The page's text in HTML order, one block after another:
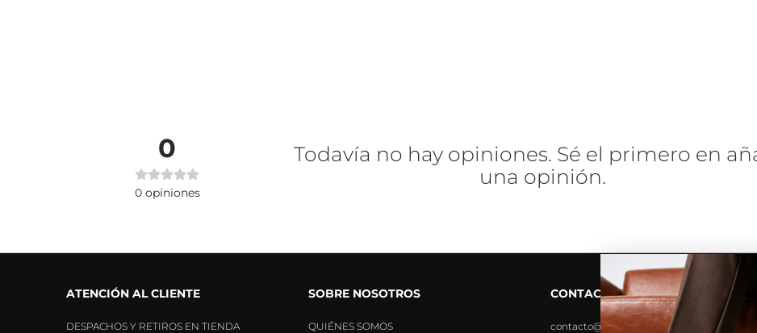
0
0 opiniones
Todavía no hay opiniones. Sé el primero en
una opinión.
ATENCIÓN AL CLIENTE
DESPACHOS Y RETIROS EN TIENDA
SOBRE NOSOTROS
QUIÉNES SOMOS
CONTACTO
contacto@tiendavoce.cl